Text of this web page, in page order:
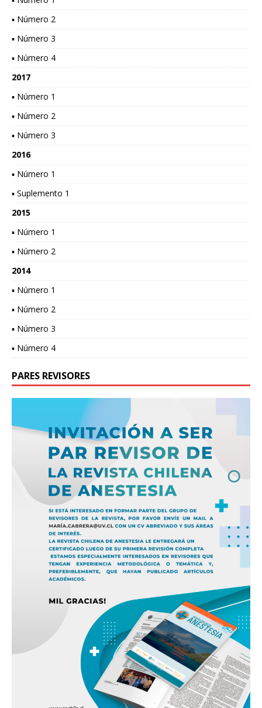
▪ Número 2
▪ Número 3
▪ Número 4
2017
▪ Número 1
▪ Número 2
▪ Número 3
2016
▪ Número 1
▪ Suplemento 1
2015
▪ Número 1
▪ Número 2
2014
▪ Número 1
▪ Número 2
▪ Número 3
▪ Número 4
PARES REVISORES